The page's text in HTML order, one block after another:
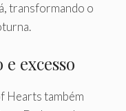
transformando o
excesso
Hearts também